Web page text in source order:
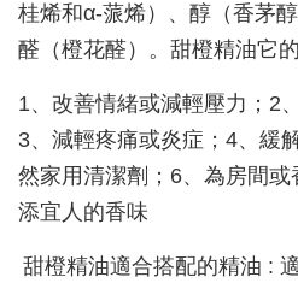
桂烯和α-蒎烯）、醇（香茅
醛（橙花醛）。甜橙精油它
1、改善情緒或減輕壓力；2
3、減輕疼痛或炎症；4、緩
然家用清潔劑；6、為房間
添宜人的香味
甜橙精油適合搭配的精油 :